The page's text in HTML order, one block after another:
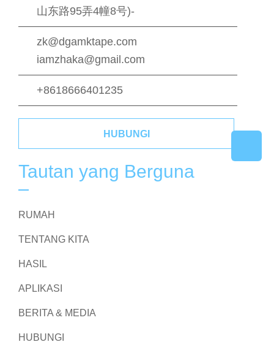
山东路95弄4幢8号)-
zk@dgamktape.com
iamzhaka@gmail.com
+8618666401235
HUBUNGI
Tautan yang Berguna
RUMAH
TENTANG KITA
HASIL
APLIKASI
BERITA & MEDIA
HUBUNGI